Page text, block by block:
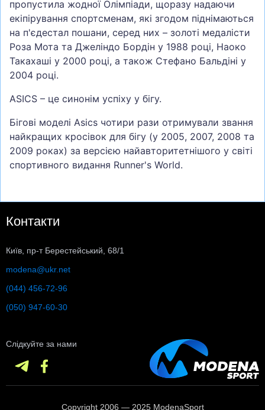
пропустила жодної Олімпіади, щоразу надаючи
екіпірування спортсменам, які згодом піднімаються
на п'єдестал пошани, серед них – золоті медалісти
Роза Мота та Джеліндо Бордін у 1988 році, Наоко
Такахаші у 2000 році, а також Стефано Бальдіні у
2004 році.
ASICS – це синонім успіху у бігу.
Бігові моделі Asics чотири рази отримували звання
найкращих кросівок для бігу (у 2005, 2007, 2008 та
2009 роках) за версією найавторитетнішого у світі
спортивного видання Runner's World.
Контакти
Київ, пр-т Берестейський, 68/1
modena@ukr.net
(044) 456-72-96
(050) 947-60-30
Слідкуйте за нами
Copyright 2006 — 2025 ModenaSport